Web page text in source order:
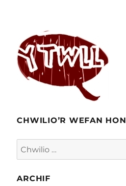
CHWILIO’R WEFAN HON
Chwilio
am:
ARCHIF